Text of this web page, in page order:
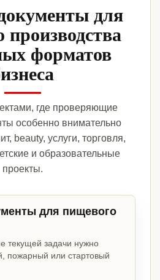
для
форматов
где проверяющие
особенно внимательно
beauty, услуги, торговля,
и образовательные
проекты.
для пищевого
текущей задачи нужно
пожарный или стартовый